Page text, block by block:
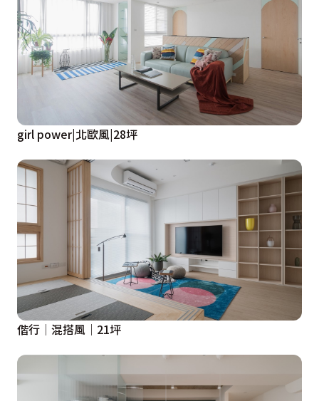
girl power|北歐風|28坪
偕行│混搭風│21坪